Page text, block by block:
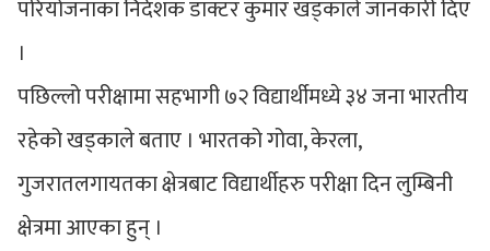
परियोजनाका निर्देशक डाक्टर कुमार खड्काले जानकारी दिए
।
पछिल्लो परीक्षामा सहभागी ७२ विद्यार्थीमध्ये ३४ जना भारतीय
रहेको खड्काले बताए । भारतको गोवा, केरला,
गुजरातलगायतका क्षेत्रबाट विद्यार्थीहरु परीक्षा दिन लुम्बिनी
क्षेत्रमा आएका हुन् ।